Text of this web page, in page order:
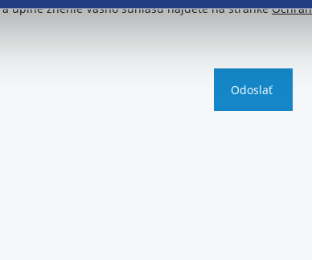
a úplné znenie Vášho súhlasu nájdete na stránke